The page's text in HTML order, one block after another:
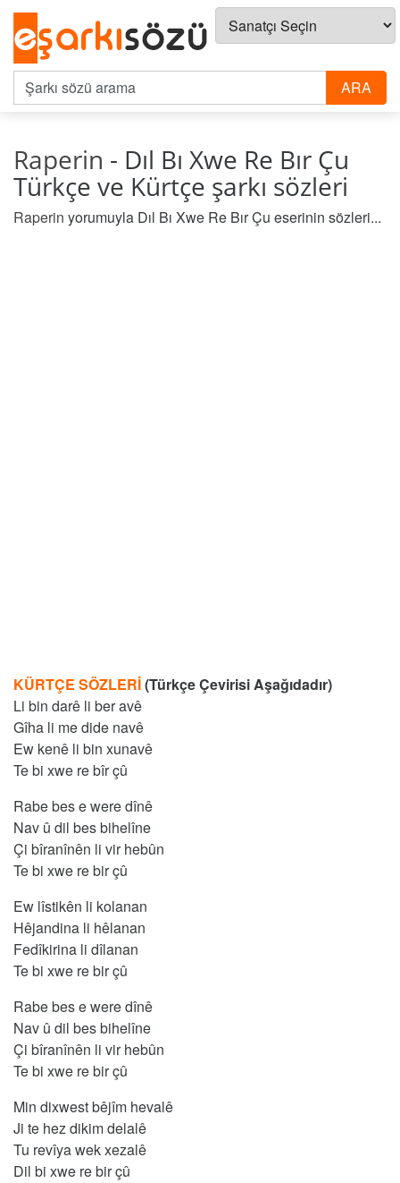
Raperin - Dıl Bı Xwe Re Bır Çu
Türkçe ve Kürtçe şarkı sözleri
Raperin yorumuyla Dıl Bı Xwe Re Bır Çu eserinin sözleri...
KÜRTÇE SÖZLERİ(Türkçe Çevirisi Aşağıdadır)
Li bin darê li ber avê
Gîha li me dide navê
Ew kenê li bin xunavê
Te bi xwe re bîr çû
Rabe bes e were dînê
Nav û dil bes bihelîne
Çi bîranînên li vir hebûn
Te bi xwe re bir çû
Ew lîstikên li kolanan
Hêjandina li hêlanan
Fedîkirina li dîlanan
Te bi xwe re bir çû
Rabe bes e were dînê
Nav û dil bes bihelîne
Çi bîranînên li vir hebûn
Te bi xwe re bir çû
Min dixwest bêjîm hevalê
Ji te hez dikim delalê
Tu revîya wek xezalê
Dil bi xwe re bir çû